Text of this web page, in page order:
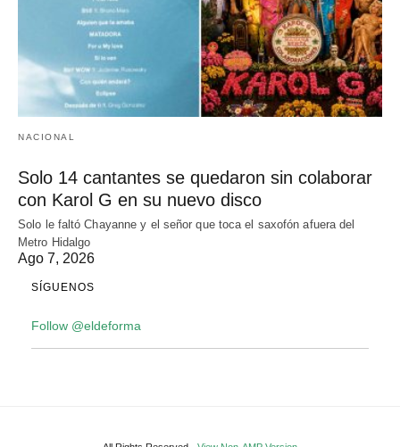
NACIONAL
Solo 14 cantantes se quedaron sin colaborar
con Karol G en su nuevo disco
Solo le faltó Chayanne y el señor que toca el saxofón afuera del
Metro Hidalgo
Ago 7, 2026
SÍGUENOS
Follow @eldeforma